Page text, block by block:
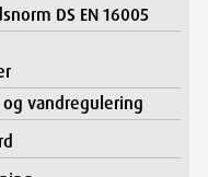
DS EN 16005
vandregulering